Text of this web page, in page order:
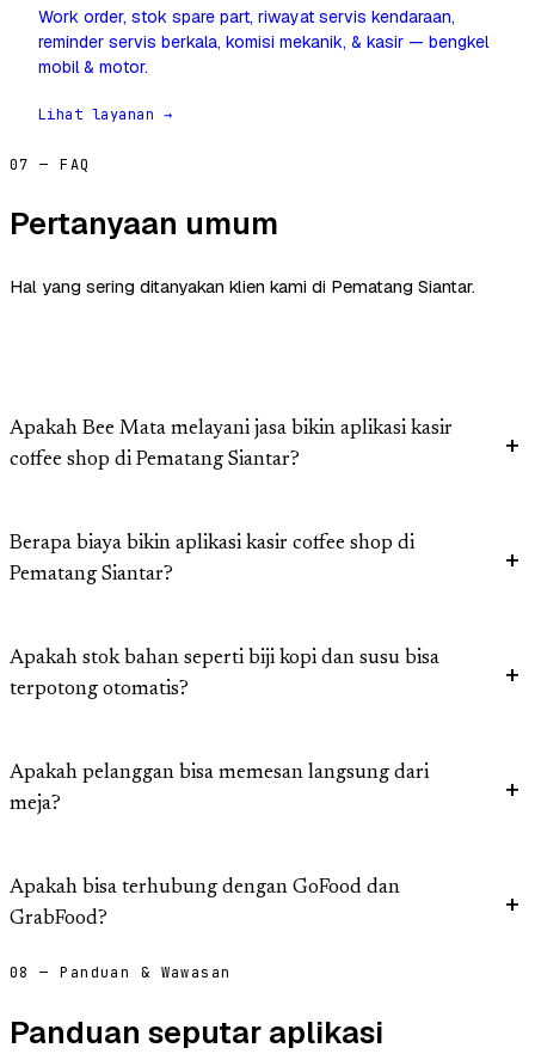
Work order, stok spare part, riwayat servis kendaraan,
reminder servis berkala, komisi mekanik, & kasir — bengkel
mobil & motor.
Lihat layanan →
07 — FAQ
Pertanyaan umum
Hal yang sering ditanyakan klien kami di Pematang Siantar.
Apakah Bee Mata melayani jasa bikin aplikasi kasir
coffee shop di Pematang Siantar?
Berapa biaya bikin aplikasi kasir coffee shop di
Pematang Siantar?
Apakah stok bahan seperti biji kopi dan susu bisa
terpotong otomatis?
Apakah pelanggan bisa memesan langsung dari
meja?
Apakah bisa terhubung dengan GoFood dan
GrabFood?
08 — Panduan & Wawasan
Panduan seputar aplikasi